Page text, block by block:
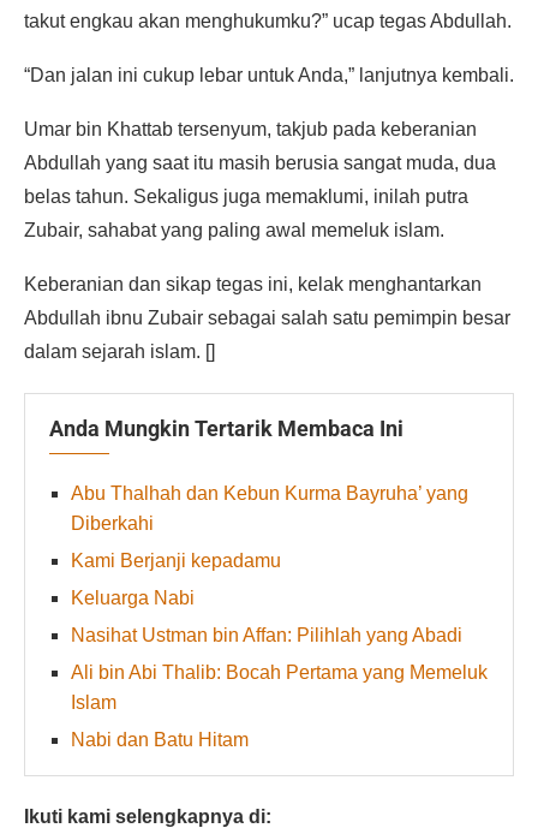
takut engkau akan menghukumku?” ucap tegas Abdullah.
“Dan jalan ini cukup lebar untuk Anda,” lanjutnya kembali.
Umar bin Khattab tersenyum, takjub pada keberanian
Abdullah yang saat itu masih berusia sangat muda, dua
belas tahun. Sekaligus juga memaklumi, inilah putra
Zubair, sahabat yang paling awal memeluk islam.
Keberanian dan sikap tegas ini, kelak menghantarkan
Abdullah ibnu Zubair sebagai salah satu pemimpin besar
dalam sejarah islam. []
Anda Mungkin Tertarik Membaca Ini
Abu Thalhah dan Kebun Kurma Bayruha’ yang
Diberkahi
Kami Berjanji kepadamu
Keluarga Nabi
Nasihat Ustman bin Affan: Pilihlah yang Abadi
Ali bin Abi Thalib: Bocah Pertama yang Memeluk
Islam
Nabi dan Batu Hitam
Ikuti kami selengkapnya di: